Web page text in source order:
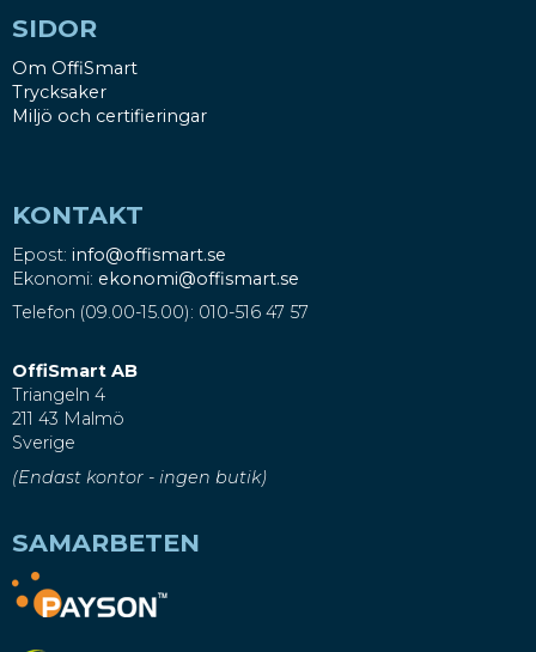
SIDOR
Om OffiSmart
Trycksaker
Miljö och certifieringar
KONTAKT
Epost: info@offismart.se
Ekonomi: ekonomi@offismart.se
Telefon (09.00-15.00): 010-516 47 57
OffiSmart AB
Triangeln 4
211 43 Malmö
Sverige
(Endast kontor - ingen butik)
SAMARBETEN